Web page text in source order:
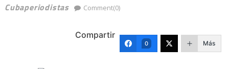
Cubaperiodistas
Comment(0)
Compartir
0 Más